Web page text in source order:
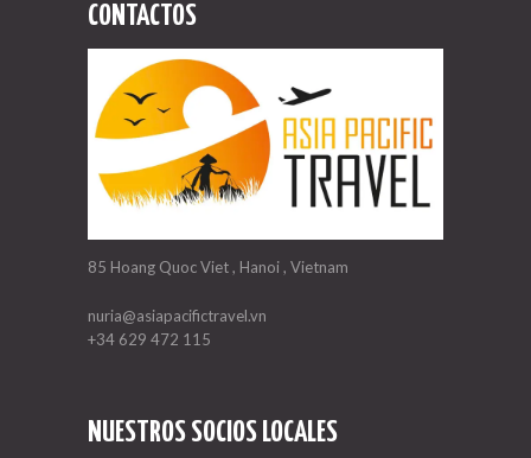
CONTACTOS
85 Hoang Quoc Viet , Hanoi , Vietnam
nuria@asiapacifictravel.vn
+34 629 472 115
NUESTROS SOCIOS LOCALES